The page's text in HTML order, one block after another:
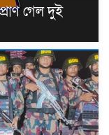
গেল দুই